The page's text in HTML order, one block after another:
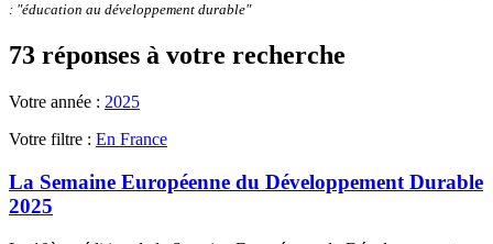
: "éducation au développement durable"
73 réponses à votre recherche
Votre année : 2025
Votre filtre : En France
La Semaine Européenne du Développement Durable
2025